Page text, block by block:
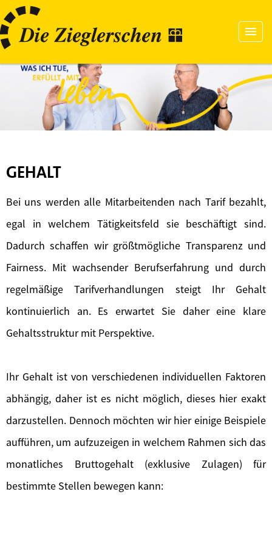
GEHALT
Bei uns werden alle Mitarbeitenden nach Tarif bezahlt,
egal in welchem Tätigkeitsfeld sie beschäftigt sind.
Dadurch schaffen wir größtmögliche Transparenz und
Fairness. Mit wachsender Berufserfahrung und durch
regelmäßige Tarifverhandlungen steigt Ihr Gehalt
kontinuierlich an. Es erwartet Sie daher eine klare
Gehaltsstruktur mit Perspektive.
Ihr Gehalt ist von verschiedenen individuellen Faktoren
abhängig, daher ist es nicht möglich, dieses hier exakt
darzustellen. Dennoch möchten wir hier einige Beispiele
aufführen, um aufzuzeigen in welchem Rahmen sich das
monatliches Bruttogehalt (exklusive Zulagen) für
bestimmte Stellen bewegen kann: